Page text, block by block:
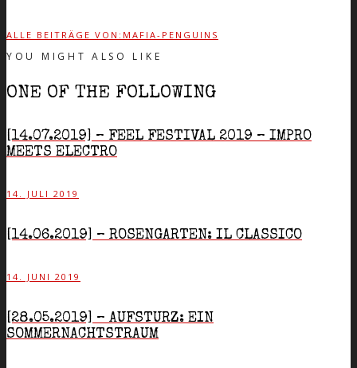
ALLE BEITRÄGE VON:MAFIA-PENGUINS
YOU MIGHT ALSO LIKE
ONE OF THE FOLLOWING
[14.07.2019] – FEEL FESTIVAL 2019 – IMPRO
MEETS ELECTRO
14. JULI 2019
[14.06.2019] – ROSENGARTEN: IL CLASSICO
14. JUNI 2019
[28.05.2019] – AUFSTURZ: EIN
SOMMERNACHTSTRAUM